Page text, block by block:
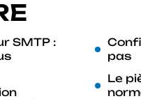
SMTP :
pas
Le